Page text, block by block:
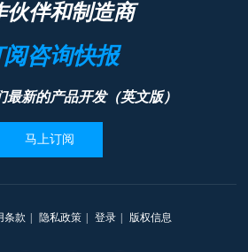
伙伴和制造商
阅咨询快报
最新的产品开发（英文版）
马上订阅
条款 隐私政策 登录 版权信息